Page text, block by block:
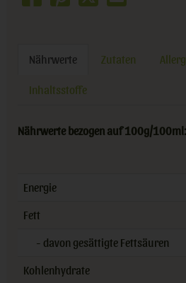
Nährwerte Zutaten
Inhaltsstoffe
Nährwerte bezogen auf 100g/100ml:
Energie
Fett
- davon gesättigte Fettsäuren
Kohlenhydrate